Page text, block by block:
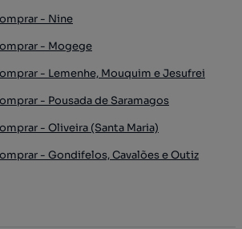
- Nine
- Mogege
- Lemenhe, Mouquim e Jesufrei
- Pousada de Saramagos
- Oliveira (Santa Maria)
- Gondifelos, Cavalões e Outiz